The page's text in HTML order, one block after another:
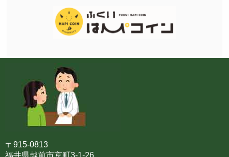
〒915-0813
福井県越前市京町3-1-26